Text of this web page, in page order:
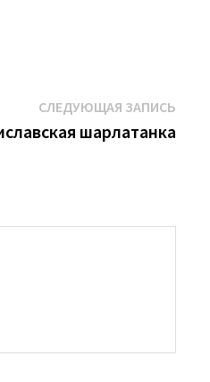
СЛЕДУЮЩАЯ ЗАПИСЬ
шарлатанка